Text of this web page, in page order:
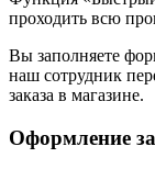
проходить всю
Вы заполняете
наш сотрудник
заказа в магазине.
Оформление